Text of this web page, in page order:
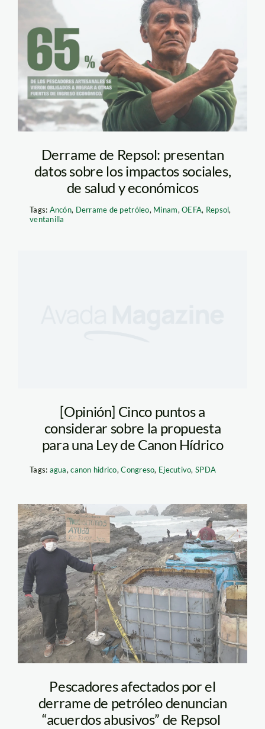
pescadores-
artesanales—
derrame-de-petroleo
—ecos-del-mar
Derrame de Repsol: presentan
datos sobre los impactos sociales,
de salud y económicos
Tags: Ancón, Derrame de petróleo, Minam,OEFA, Repsol,
ventanilla
[Opinión] Cinco puntos a
considerar sobre la propuesta
para una Ley de Canon Hídrico
Tags: agua,canon hidrico,Congreso, Ejecutivo, SPDA
pescador-de-
ventanilla—derrame-
repsol—jaime-tranca
—spda
Pescadores afectados por el
derrame de petróleo denuncian
“acuerdos abusivos” de Repsol